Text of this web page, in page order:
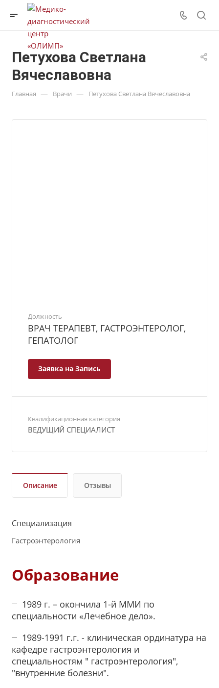
Петухова Светлана
Вячеславовна
Главная — Врачи — Петухова Светлана Вячеславовна
Должность
ВРАЧ ТЕРАПЕВТ, ГАСТРОЭНТЕРОЛОГ,
ГЕПАТОЛОГ
Заявка на Запись
Квалификационная категория
ВЕДУЩИЙ СПЕЦИАЛИСТ
Описание Отзывы
Специализация
Гастроэнтерология
Образование
1989 г. – окончила 1-й ММИ по
специальности «Лечебное дело».
1989-1991 г.г. - клиническая ординатура на
кафедре гастроэнтерология и
специальностям " гастроэнтерология",
"внутренние болезни".